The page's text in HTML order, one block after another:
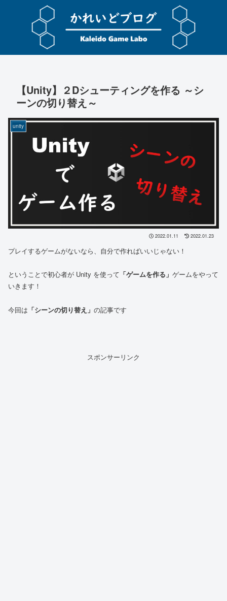
【Unity】２Dシューティングを作る ～シ
ーンの切り替え～
unity
2022.01.11 2022.01.23
プレイするゲームがないなら、自分で作ればいいじゃない！
ということで初心者が Unity を使って 「ゲームを作る」 ゲームをやって
いきます！
今回は 「シーンの切り替え」 の記事です
スポンサーリンク